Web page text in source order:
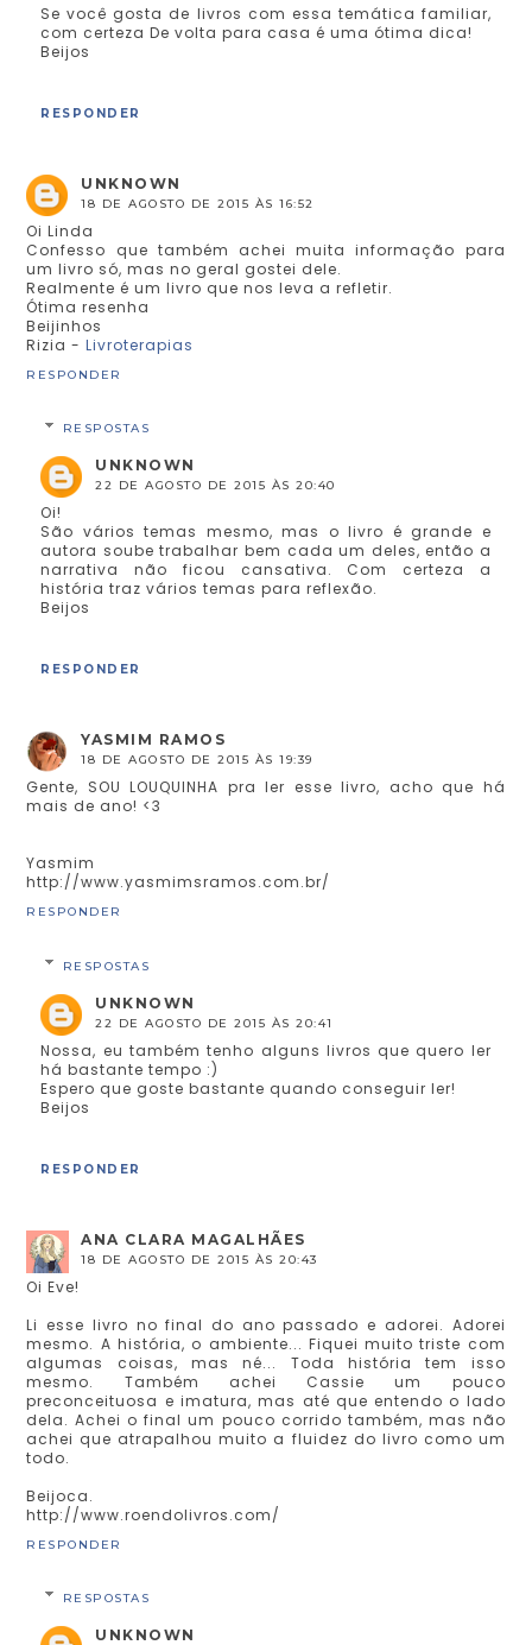
Se você gosta de livros com essa temática familiar,
com certeza De volta para casa é uma ótima dica!
Beijos
RESPONDER
UNKNOWN
18 DE AGOSTO DE 2015 ÀS 16:52
Oi Linda
Confesso que também achei muita informação para
um livro só, mas no geral gostei dele.
Realmente é um livro que nos leva a refletir.
Ótima resenha
Beijinhos
Rizia -Livroterapias
RESPONDER
RESPOSTAS
UNKNOWN
22 DE AGOSTO DE 2015 ÀS 20:40
Oi!
São vários temas mesmo, mas o livro é grande e
autora soube trabalhar bem cada um deles, então a
narrativa não ficou cansativa. Com certeza a
história traz vários temas para reflexão.
Beijos
RESPONDER
YASMIM RAMOS
18 DE AGOSTO DE 2015 ÀS 19:39
Gente, SOU LOUQUINHA pra ler esse livro, acho que há
mais de ano! <3
Yasmim
http://www.yasmimsramos.com.br/
RESPONDER
RESPOSTAS
UNKNOWN
22 DE AGOSTO DE 2015 ÀS 20:41
Nossa, eu também tenho alguns livros que quero ler
há bastante tempo :)
Espero que goste bastante quando conseguir ler!
Beijos
RESPONDER
ANA CLARA MAGALHÃES
18 DE AGOSTO DE 2015 ÀS 20:43
Oi Eve!
Li esse livro no final do ano passado e adorei. Adorei
mesmo. A história, o ambiente... Fiquei muito triste com
algumas coisas, mas né... Toda história tem isso
mesmo. Também achei Cassie um pouco
preconceituosa e imatura, mas até que entendo o lado
dela. Achei o final um pouco corrido também, mas não
achei que atrapalhou muito a fluidez do livro como um
todo.
Beijoca.
http://www.roendolivros.com/
RESPONDER
RESPOSTAS
UNKNOWN